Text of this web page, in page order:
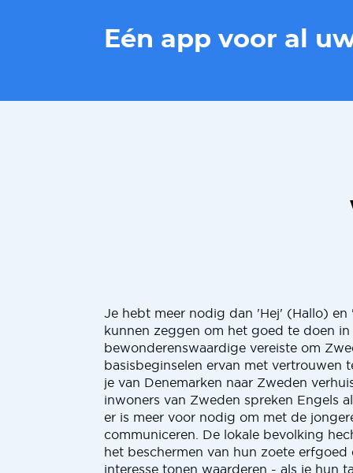
Eén app voor al
Je hebt meer nodig dan 'Hej' (Hallo) en
kunnen zeggen om het goed te doen in
bewonderenswaardige vereiste om
basisbeginselen ervan met vertrouwen
je van Denemarken naar Zweden
inwoners van Zweden spreken Engels
er is meer voor nodig om met de
communiceren. De lokale bevolking
het beschermen van hun zoete erfgoed
interesse tonen waarderen - als je hun